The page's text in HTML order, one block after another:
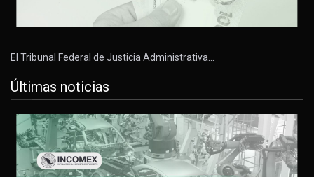
El Tribunal Federal de Justicia Administrativa…
Últimas noticias